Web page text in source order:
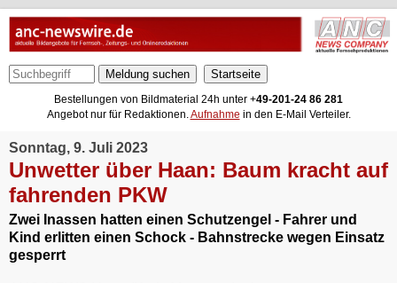
Meldung suchen
Bestellungen von Bildmaterial 24h unter +49-201-24 86 281
Angebot nur für Redaktionen.Aufnahme in den E-Mail Verteiler.
Sonntag, 9. Juli 2023
Unwetter über Haan: Baum kracht auf
fahrenden PKW
Zwei Inassen hatten einen Schutzengel - Fahrer und
Kind erlitten einen Schock - Bahnstrecke wegen Einsatz
gesperrt